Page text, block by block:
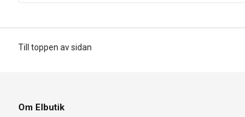
Till toppen av sidan
Om Elbutik